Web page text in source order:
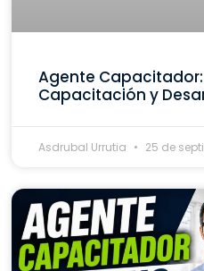
Agente Capacitador:
Capacitación y
Asdrubal Urrutia 25 de